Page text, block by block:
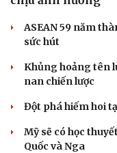
ASEAN 59 năm
sức hút
Khủng hoảng tên
nan chiến lược
Đột phá hiếm hoi
Mỹ sẽ có học
Quốc và Nga